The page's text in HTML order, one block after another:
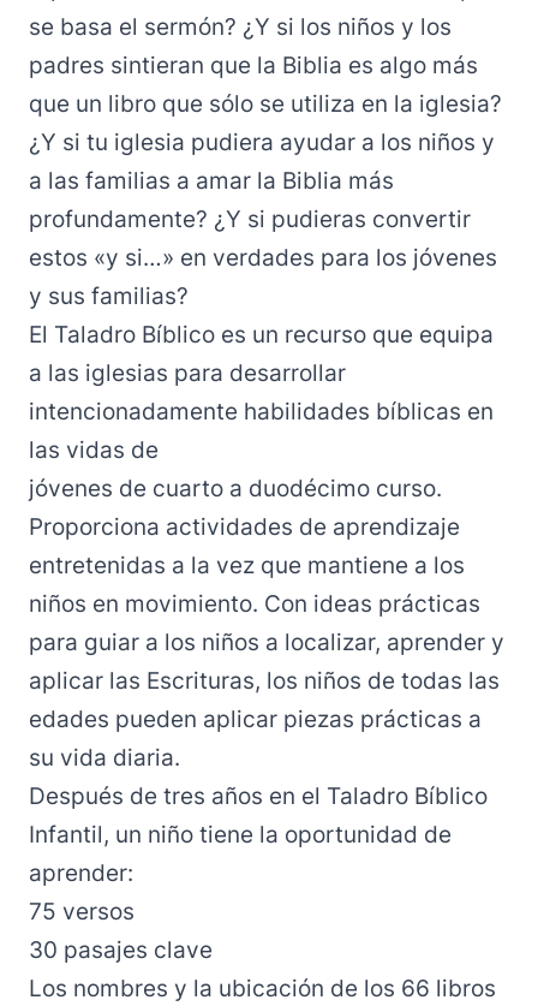
se basa el sermón? ¿Y si los niños y los
padres sintieran que la Biblia es algo más
que un libro que sólo se utiliza en la iglesia?
¿Y si tu iglesia pudiera ayudar a los niños y
a las familias a amar la Biblia más
profundamente? ¿Y si pudieras convertir
estos «y si…» en verdades para los jóvenes
y sus familias?
El Taladro Bíblico es un recurso que equipa
a las iglesias para desarrollar
intencionadamente habilidades bíblicas en
las vidas de
jóvenes de cuarto a duodécimo curso.
Proporciona actividades de aprendizaje
entretenidas a la vez que mantiene a los
niños en movimiento. Con ideas prácticas
para guiar a los niños a localizar, aprender y
aplicar las Escrituras, los niños de todas las
edades pueden aplicar piezas prácticas a
su vida diaria.
Después de tres años en el Taladro Bíblico
Infantil, un niño tiene la oportunidad de
aprender:
75 versos
30 pasajes clave
Los nombres y la ubicación de los 66 libros